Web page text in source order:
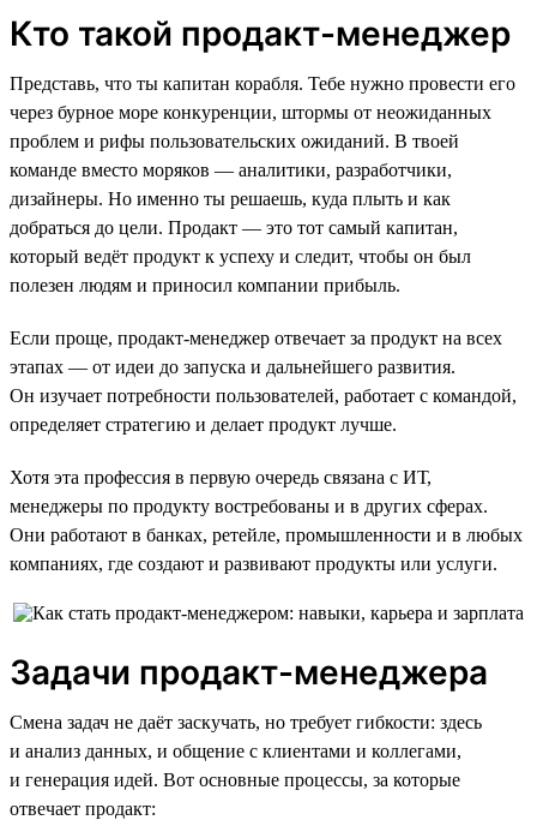
Кто такой продакт-менеджер
Представь, что ты капитан корабля. Тебе нужно провести его
через бурное море конкуренции, штормы от неожиданных
проблем и рифы пользовательских ожиданий. В твоей
команде вместо моряков — аналитики, разработчики,
дизайнеры. Но именно ты решаешь, куда плыть и как
добраться до цели. Продакт — это тот самый капитан,
который ведёт продукт к успеху и следит, чтобы он был
полезен людям и приносил компании прибыль.
Если проще, продакт-менеджер отвечает за продукт на всех
этапах — от идеи до запуска и дальнейшего развития.
Он изучает потребности пользователей, работает с командой,
определяет стратегию и делает продукт лучше.
Хотя эта профессия в первую очередь связана с ИТ,
менеджеры по продукту востребованы и в других сферах.
Они работают в банках, ретейле, промышленности и в любых
компаниях, где создают и развивают продукты или услуги.
Задачи продакт-менеджера
Смена задач не даёт заскучать, но требует гибкости: здесь
и анализ данных, и общение с клиентами и коллегами,
и генерация идей. Вот основные процессы, за которые
отвечает продакт: